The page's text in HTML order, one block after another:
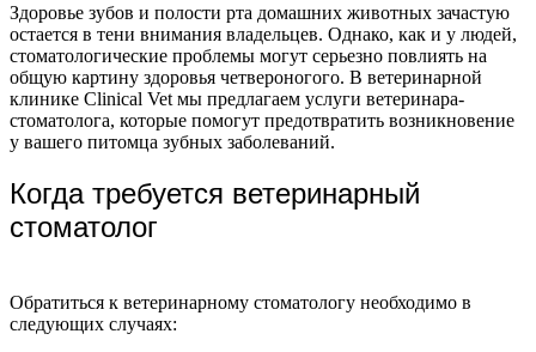
Здоровье зубов и полости рта домашних животных зачастую
остается в тени внимания владельцев. Однако, как и у людей,
стоматологические проблемы могут серьезно повлиять на
общую картину здоровья четвероногого. В ветеринарной
клинике Clinical Vet мы предлагаем услуги ветеринара-
стоматолога, которые помогут предотвратить возникновение
у вашего питомца зубных заболеваний.
Когда требуется ветеринарный
стоматолог
Обратиться к ветеринарному стоматологу необходимо в
следующих случаях: